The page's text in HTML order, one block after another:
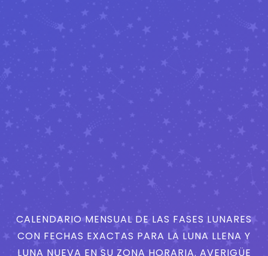
CALENDARIO MENSUAL DE LAS FASES LUNARES
CON FECHAS EXACTAS PARA LA LUNA LLENA Y
LUNA NUEVA EN SU ZONA HORARIA. AVERIGÜE